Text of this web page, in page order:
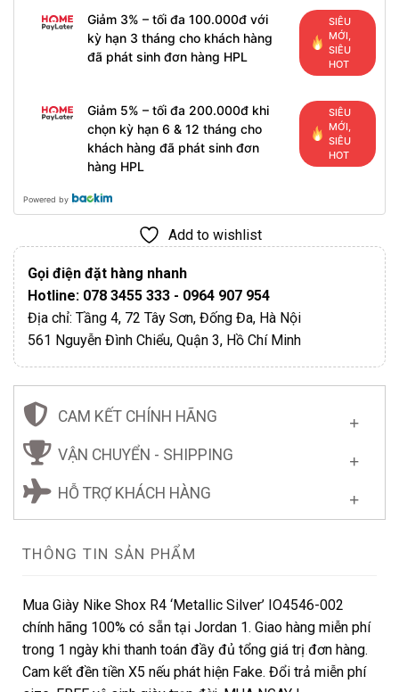
Giảm 3% – tối đa 100.000đ với
kỳ hạn 3 tháng cho khách hàng
đã phát sinh đơn hàng HPL
SIÊU
MỚI,
SIÊU
HOT
Giảm 5% – tối đa 200.000đ khi
chọn kỳ hạn 6 & 12 tháng cho
khách hàng đã phát sinh đơn
hàng HPL
SIÊU
MỚI,
SIÊU
HOT
Powered by
Add to wishlist
Gọi điện đặt hàng nhanh
Hotline: 078 3455 333 - 0964 907 954
Địa chỉ: Tầng 4, 72 Tây Sơn, Đống Đa, Hà Nội
561 Nguyễn Đình Chiểu, Quận 3, Hồ Chí Minh
CAM KẾT CHÍNH HÃNG
VẬN CHUYỂN - SHIPPING
HỖ TRỢ KHÁCH HÀNG
THÔNG TIN SẢN PHẨM
Mua Giày Nike Shox R4 ‘Metallic Silver’ IO4546-002
chính hãng 100% có sẵn tại Jordan 1. Giao hàng miễn phí
trong 1 ngày khi thanh toán đầy đủ tổng giá trị đơn hàng.
Cam kết đền tiền X5 nếu phát hiện Fake. Đổi trả miễn phí